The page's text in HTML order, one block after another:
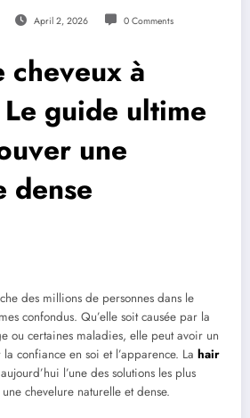
April 2, 2026 0 Comments
à
guide ultime
une
dense
des millions de personnes dans le
confondus. Qu’elle soit causée par la
ou certaines maladies, elle peut avoir un
confiance en soi et l’apparence. La hair
l’une des solutions les plus
chevelure naturelle et dense.